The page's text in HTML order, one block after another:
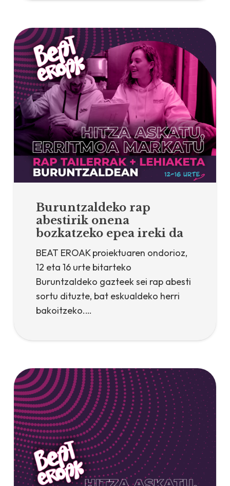
Buruntzaldeko rap
abestirik onena
bozkatzeko epea ireki da
BEAT EROAK proiektuaren ondorioz,
12 eta 16 urte bitarteko
Buruntzaldeko gazteek sei rap abesti
sortu dituzte, bat eskualdeko herri
bakoitzeko.…